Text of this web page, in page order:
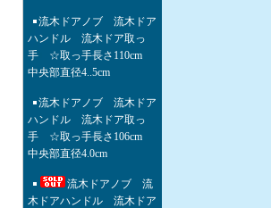
流木ドアノブ 流木ドア
ハンドル 流木ドア取っ
手 ☆取っ手長さ110cm
中央部直径4..5cm
流木ドアノブ 流木ドア
ハンドル 流木ドア取っ
手 ☆取っ手長さ106cm
中央部直径4.0cm
流木ドアノブ 流
木ドアハンドル 流木ドア